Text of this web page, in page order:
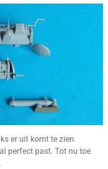
er uit komt te zien.
perfect past. Tot nu toe